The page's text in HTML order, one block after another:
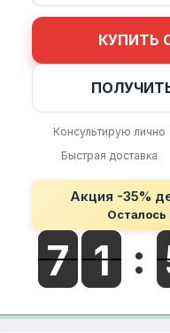
КУПИТЬ
Консультирую лично
Быстрая доставка
Акция -35%
Осталось